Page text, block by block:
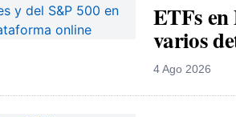
ETFs en
varios
4 Ago 2026